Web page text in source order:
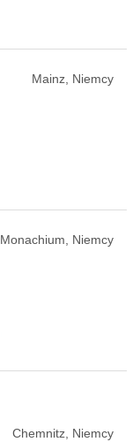
Mainz, Niemcy
Monachium, Niemcy
Chemnitz, Niemcy